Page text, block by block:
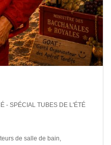
- SPÉCIAL TUBES DE L'ÉTÉ
de salle de bain,